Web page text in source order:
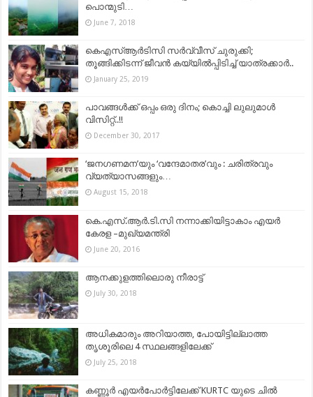
പൊന്മുടി…
June 7, 2018
കെഎസ്ആർടിസി സർവ്വീസ് ചുരുക്കി;
തൂങ്ങിക്കിടന്ന് ജീവൻ കയ്യിൽപ്പിടിച്ച് യാത്രക്കാർ..
January 25, 2019
പാവങ്ങൾക്ക് ഒപ്പം ഒരു ദിനം; കൊച്ചി ലുലുമാൾ
വിസിറ്റ്..!!
December 30, 2017
‘ജനഗണമന’യും ‘വന്ദേമാതര’വും : ചരിത്രവും
വ്യത്യാസങ്ങളും…
August 15, 2018
കെ.എസ്.ആര്‍.ടി.സി നന്നാക്കിയിട്ടാകാം എയര്‍
കേരള –മുഖ്യമന്ത്രി
June 20, 2016
ആനക്കുളത്തിലൊരു നീരാട്ട്
July 30, 2018
അധികമാരും അറിയാത്ത, പോയിട്ടില്ലാത്ത
തൃശൂരിലെ 4 സ്ഥലങ്ങളിലേക്ക്
July 25, 2018
കണ്ണൂർ എയർപോർട്ടിലേക്ക് KURTC യുടെ ചിൽ